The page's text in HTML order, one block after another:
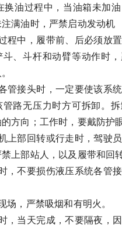
换油过程中，当油箱未加
满油时，严禁启动发动机
程中，履带前、后必须放
斗、斗杆和动臂等动作时
管接头时，一定要使该系
管路无压力时方可拆卸。
方向；工作时，要戴防护
上部回转或行走时，驾驶
上部站人，以及履带和回
，不要损伤液压系统各管
场，严禁吸烟和有明火。
，当天完成，不要隔夜，